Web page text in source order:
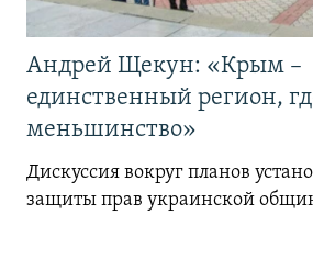
Андрей Щекун: «Крым –
единственный регион,
меньшинство»
Дискуссия вокруг планов
защиты прав украинской